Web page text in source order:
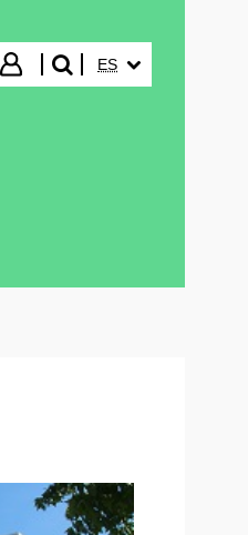
Iniciar sesión
buscar"
ES